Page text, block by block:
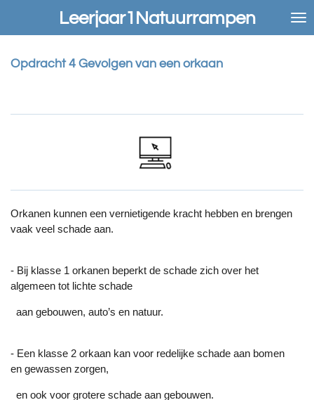
de
Leerjaar1Natuurrampen
Opdracht 4 Gevolgen van een orkaan
Orkanen kunnen een vernietigende kracht hebben en brengen
vaak veel schade aan.
- Bij klasse 1 orkanen beperkt de schade zich over het
algemeen tot lichte schade
aan gebouwen, auto’s en natuur.
- Een klasse 2 orkaan kan voor redelijke schade aan bomen
en gewassen zorgen,
en ook voor grotere schade aan gebouwen.